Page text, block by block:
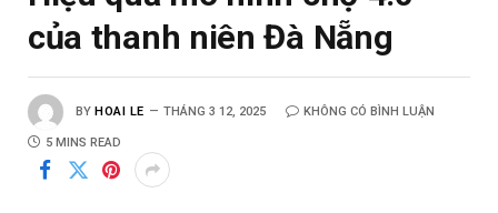
của thanh niên Đà Nẵng
BY HOAI LE THÁNG 3 12, 2025 KHÔNG CÓ BÌNH LUẬN
5 MINS READ